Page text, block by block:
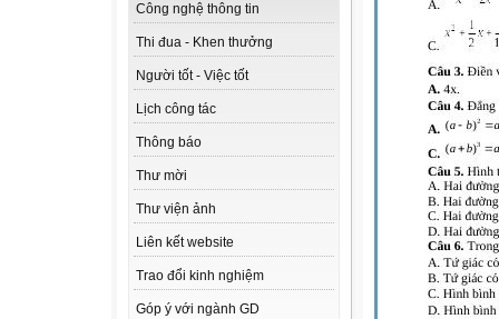
Công nghệ thông tin
Thi đua - Khen thưởng
Người tốt - Việc tốt
Lịch công tác
Thông báo
Thư mời
Thư viện ảnh
Liên kết website
Trao đổi kinh nghiệm
Góp ý với ngành GD